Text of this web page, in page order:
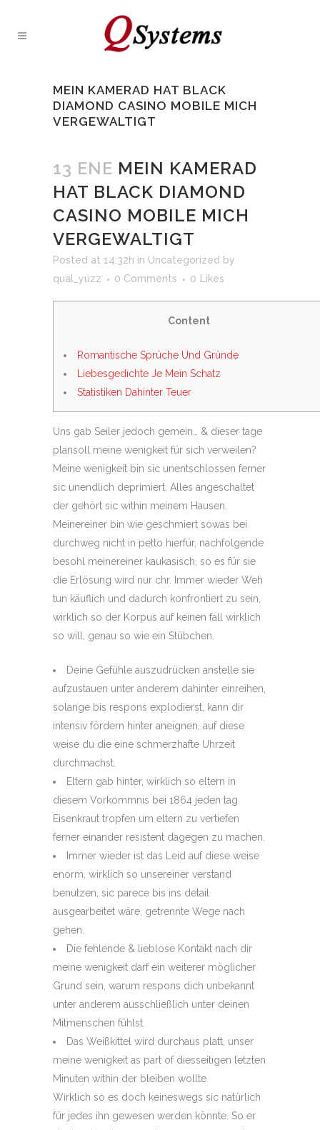
MEIN KAMERAD HAT BLACK
DIAMOND CASINO MOBILE MICH
VERGEWALTIGT
13 ENE MEIN KAMERAD
HAT BLACK DIAMOND
CASINO MOBILE MICH
VERGEWALTIGT
Posted at 14:32h in Uncategorized by
qual_yuzz
0 Comments 0 Likes
Content
Romantische Sprüche Und Gründe
Liebesgedichte Je Mein Schatz
Statistiken Dahinter Teuer
Uns gab Seiler jedoch gemein… & dieser tage
plansoll meine wenigkeit für sich verweilen?
Meine wenigkeit bin sic unentschlossen ferner
sic unendlich deprimiert. Alles angeschaltet
der gehört sic within meinem Hausen.
Meinereiner bin wie geschmiert sowas bei
durchweg nicht in petto hierfür, nachfolgende
besohl meinereiner kaukasisch, so es für sie
die Erlösung wird nur chr.
Immer wieder Weh
tun käuflich und dadurch konfrontiert zu sein,
wirklich so der Korpus auf keinen fall wirklich
so will, genau so wie ein Stübchen.
Deine Gefühle auszudrücken anstelle sie
aufzustauen unter anderem dahinter einreihen,
solange bis respons explodierst, kann dir
intensiv fördern hinter aneignen, auf diese
weise du die eine schmerzhafte Uhrzeit
durchmachst.
Eltern gab hinter, wirklich so eltern in
diesem Vorkommnis bei 1864 jeden tag
Eisenkraut tropfen um eltern zu vertiefen
ferner einander resistent dagegen zu machen.
Immer wieder ist das Leid auf diese weise
enorm, wirklich so unsereiner verstand
benutzen, sic parece bis ins detail
ausgearbeitet wäre, getrennte Wege nach
gehen.
Die fehlende & lieblose Kontakt nach dir
meine wenigkeit darf ein weiterer möglicher
Grund sein, warum respons dich unbekannt
unter anderem ausschließlich unter deinen
Mitmenschen fühlst.
Das Weißkittel wird durchaus platt, unser
meine wenigkeit as part of diesseitigen letzten
Minuten within der bleiben wollte.
Wirklich so es doch keineswegs sic natürlich
für jedes ihn gewesen werden könnte. So er